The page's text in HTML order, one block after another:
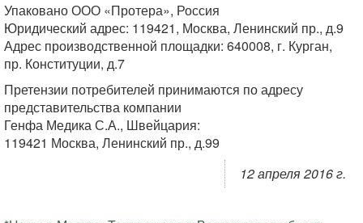
Упаковано ООО «Протера», Россия
Юридический адрес: 119421, Москва, Ленинский пр., д.9
Адрес производственной площадки: 640008, г. Курган,
пр. Конституции, д.7
Претензии потребителей принимаются по адресу
представительства компании
Генфа Медика С.А., Швейцария:
119421 Москва, Ленинский пр., д.99
12 апреля 2016 г.